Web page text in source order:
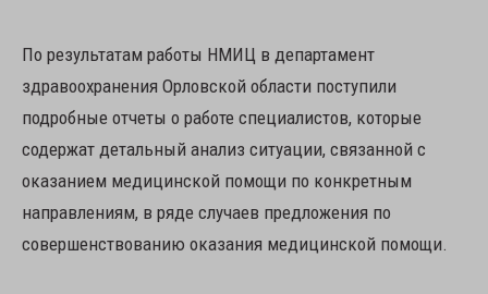
По результатам работы НМИЦ в департамент
здравоохранения Орловской области поступили
подробные отчеты о работе специалистов, которые
содержат детальный анализ ситуации, связанной с
оказанием медицинской помощи по конкретным
направлениям, в ряде случаев предложения по
совершенствованию оказания медицинской помощи.